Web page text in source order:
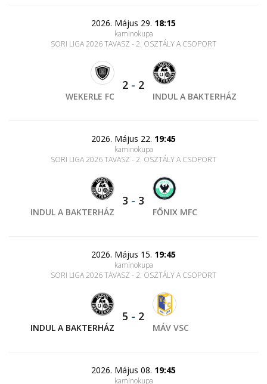
2026. Május 29. 18:15
kaminokupa
SORI LIGA 2026 TAVASZ - 2. OSZTÁLY A CSOPORT
WEKERLE FC
2 - 2
INDUL A BAKTERHÁZ
2026. Május 22. 19:45
kaminokupa
SORI LIGA 2026 TAVASZ - 2. OSZTÁLY A CSOPORT
INDUL A BAKTERHÁZ
3 - 3
FŐNIX MFC
2026. Május 15. 19:45
kaminokupa
SORI LIGA 2026 TAVASZ - 2. OSZTÁLY A CSOPORT
INDUL A BAKTERHÁZ
5 - 2
MÁV VSC
2026. Május 08. 19:45
kaminokupa